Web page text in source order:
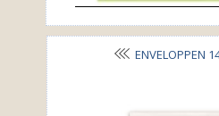
ENVELOPPEN